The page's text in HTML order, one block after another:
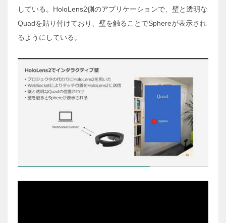
している。HoloLens2側のアプリケーションで、壁と透明な
Quadを貼り付けており、壁を触ることでSphereが表示され
るようにしている。